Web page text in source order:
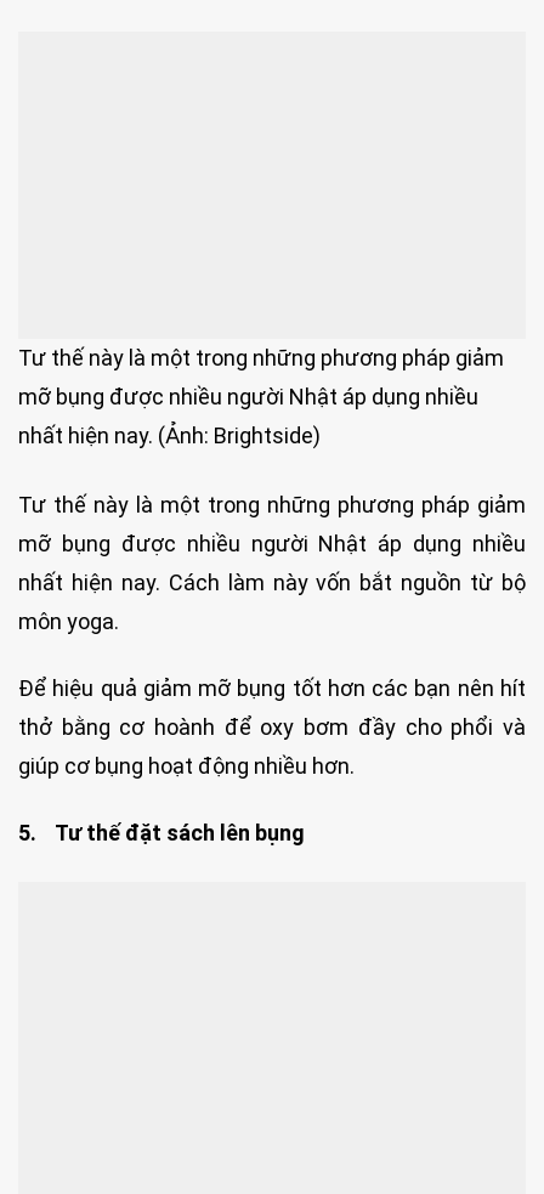
Tư thế này là một trong những phương pháp giảm
mỡ bụng được nhiều người Nhật áp dụng nhiều
nhất hiện nay. (Ảnh: Brightside)
Tư thế này là một trong những phương pháp giảm
mỡ bụng được nhiều người Nhật áp dụng nhiều
nhất hiện nay. Cách làm này vốn bắt nguồn từ bộ
môn yoga.
Để hiệu quả giảm mỡ bụng tốt hơn các bạn nên hít
thở bằng cơ hoành để oxy bơm đầy cho phổi và
giúp cơ bụng hoạt động nhiều hơn.
5. Tư thế đặt sách lên bụng